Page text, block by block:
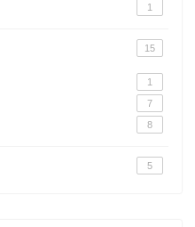
1
15
1
7
8
5